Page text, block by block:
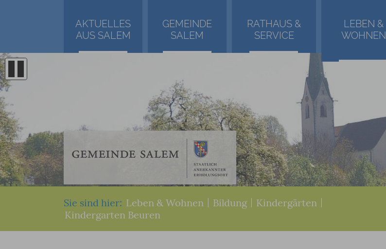
AKTUELLES
AUS SALEM
GEMEINDE
SALEM
RATHAUS &
SERVICE
LEBEN &
WOHNEN
Sie sind hier: Leben & Wohnen Bildung Kindergärten
Kindergarten Beuren